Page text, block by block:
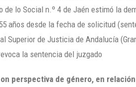
de lo Social n.º 4 de Jaén estimó la
años desde la fecha de solicitud
Superior de Justicia de Andalucía
la sentencia del juzgado
perspectiva de género, en